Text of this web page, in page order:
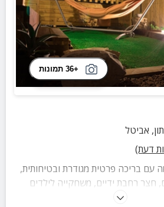
+36 תמונות
, אביטל
דעת)
עם בריכה פרטית מגודרת ובטיחותית,
חצר רחבת ידיים, משחקייה לילדים